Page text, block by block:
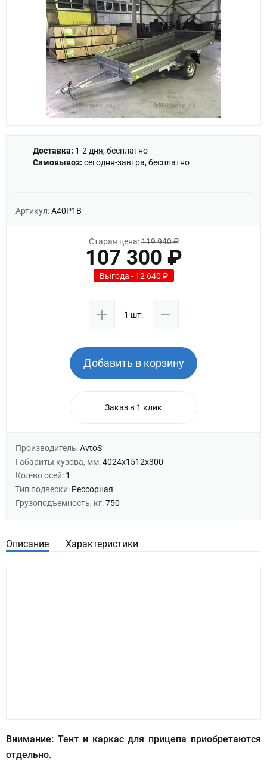
Доставка: 1-2 дня, бесплатно
Самовывоз: сегодня-завтра, бесплатно
Артикул:A40P1B
Старая цена:119 940 ₽
107 300 ₽
Выгода - 12 640 ₽
Добавить в корзину
Заказ в 1 клик
Производитель:AvtoS
Габариты кузова, мм:4024х1512х300
Кол-во осей: 1
Тип подвески: Рессорная
Грузоподъемность, кг:750
Описание Характеристики
Внимание: Тент и каркас для прицепа приобретаются
отдельно.